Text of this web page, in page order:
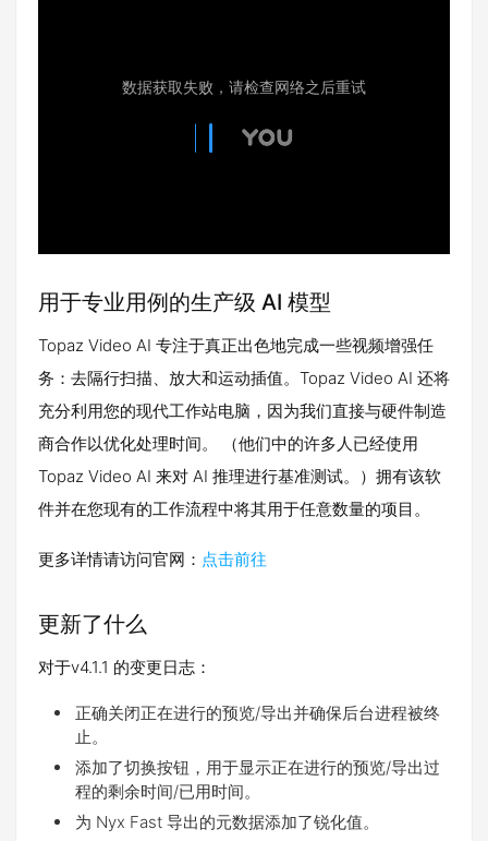
用于专业用例的生产级 AI 模型
Topaz Video AI 专注于真正出色地完成一些视频增强任
务：去隔行扫描、放大和运动插值。Topaz Video AI 还将
充分利用您的现代工作站电脑，因为我们直接与硬件制造
商合作以优化处理时间。 （他们中的许多人已经使用
Topaz Video AI 来对 AI 推理进行基准测试。）拥有该软
件并在您现有的工作流程中将其用于任意数量的项目。
更多详情请访问官网： 点击前往
更新了什么
对于v4.1.1 的变更日志：
正确关闭正在进行的预览/导出并确保后台进程被终
止。
添加了切换按钮，用于显示正在进行的预览/导出过
程的剩余时间/已用时间。
为 Nyx Fast 导出的元数据添加了锐化值。